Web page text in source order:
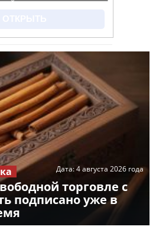
торговле с
подписано уже в
Дата:4 августа 2026 года